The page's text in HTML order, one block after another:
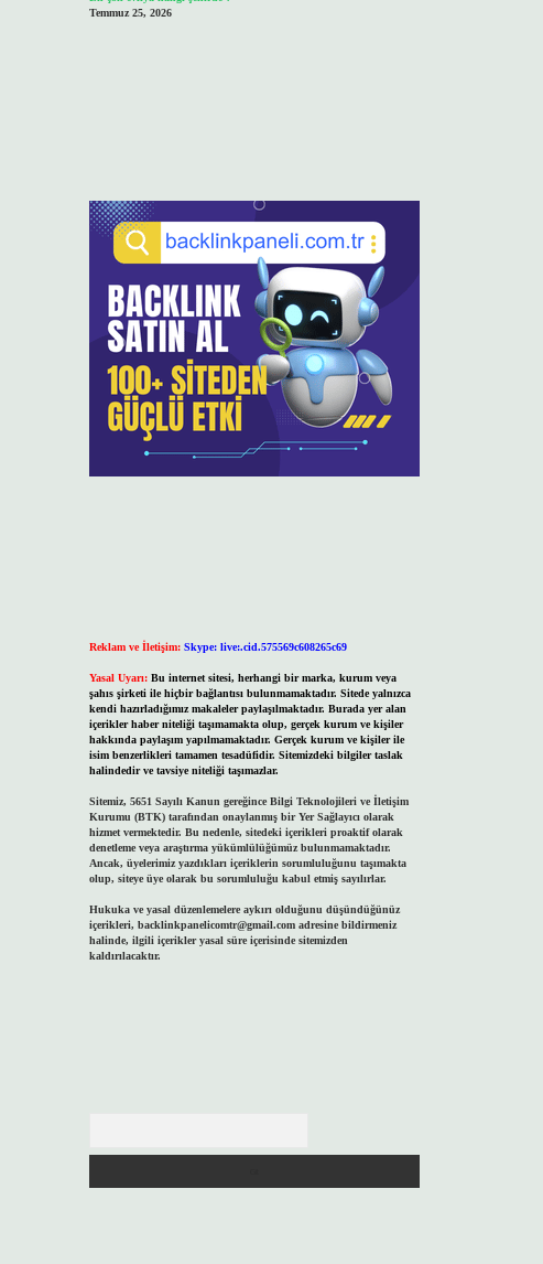
Temmuz 25, 2026
Reklam ve İletişim: Skype: live:.cid.575569c608265c69
Yasal Uyarı: Bu internet sitesi, herhangi bir marka, kurum veya
şahıs şirketi ile hiçbir bağlantısı bulunmamaktadır. Sitede yalnızca
kendi hazırladığımız makaleler paylaşılmaktadır. Burada yer alan
içerikler haber niteliği taşımamakta olup, gerçek kurum ve kişiler
hakkında paylaşım yapılmamaktadır. Gerçek kurum ve kişiler ile
isim benzerlikleri tamamen tesadüfidir. Sitemizdeki bilgiler taslak
halindedir ve tavsiye niteliği taşımazlar.
Sitemiz, 5651 Sayılı Kanun gereğince Bilgi Teknolojileri ve İletişim
Kurumu (BTK) tarafından onaylanmış bir Yer Sağlayıcı olarak
hizmet vermektedir. Bu nedenle, sitedeki içerikleri proaktif olarak
denetleme veya araştırma yükümlülüğümüz bulunmamaktadır.
Ancak, üyelerimiz yazdıkları içeriklerin sorumluluğunu taşımakta
olup, siteye üye olarak bu sorumluluğu kabul etmiş sayılırlar.
Hukuka ve yasal düzenlemelere aykırı olduğunu düşündüğünüz
içerikleri, backlinkpanelicomtr@gmail.comadresine bildirmeniz
halinde, ilgili içerikler yasal süre içerisinde sitemizden
kaldırılacaktır.